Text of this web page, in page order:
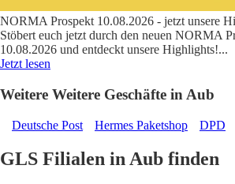
NORMA Prospekt 10.08.2026 - jetzt unsere
Stöbert euch jetzt durch den neuen NORMA
10.08.2026 und entdeckt unsere Highlights!...
Jetzt lesen
Weitere Weitere Geschäfte in Aub
Deutsche Post Hermes Paketshop DPD
GLS Filialen in Aub finden